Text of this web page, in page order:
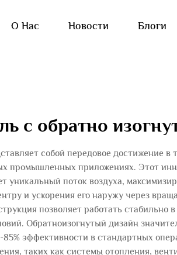
О Нас Новости Блоги
с обратно
собой передовое достижение в
промышленных приложениях. Этот
уникальный поток воздуха,
и ускорения его наружу через
позволяет работать стабильно
Обратноизогнутый дизайн
эффективности в стандартных
таких как системы отопления,